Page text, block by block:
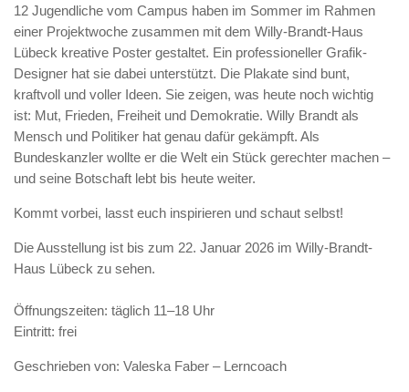
12 Jugendliche vom Campus haben im Sommer im Rahmen
einer Projektwoche zusammen mit dem Willy-Brandt-Haus
Lübeck kreative Poster gestaltet. Ein professioneller Grafik-
Designer hat sie dabei unterstützt. Die Plakate sind bunt,
kraftvoll und voller Ideen. Sie zeigen, was heute noch wichtig
ist: Mut, Frieden, Freiheit und Demokratie. Willy Brandt als
Mensch und Politiker hat genau dafür gekämpft. Als
Bundeskanzler wollte er die Welt ein Stück gerechter machen –
und seine Botschaft lebt bis heute weiter.
Kommt vorbei, lasst euch inspirieren und schaut selbst!
Die Ausstellung ist bis zum 22. Januar 2026 im Willy-Brandt-
Haus Lübeck zu sehen.
Öffnungszeiten: täglich 11–18 Uhr
Eintritt: frei
Geschrieben von: Valeska Faber – Lerncoach